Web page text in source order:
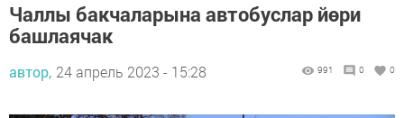
Чаллы бакчаларына автобуслар йөри
башлаячак
автор, 24 апрель 2023 - 15:28 991 0 0